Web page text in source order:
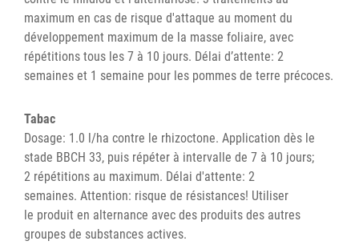
maximum en cas de risque d'attaque au moment du
développement maximum de la masse foliaire, avec
répétitions tous les 7 à 10 jours. Délai d’attente: 2
semaines et 1 semaine pour les pommes de terre précoces.
Tabac
Dosage: 1.0 l/ha contre le rhizoctone. Application dès le
stade BBCH 33, puis répéter à intervalle de 7 à 10 jours;
2 répétitions au maximum. Délai d'attente: 2
semaines. Attention: risque de résistances! Utiliser
le produit en alternance avec des produits des autres
groupes de substances actives.